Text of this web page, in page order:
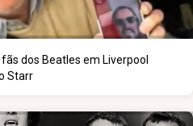
dos Beatles em Liverpool
Starr